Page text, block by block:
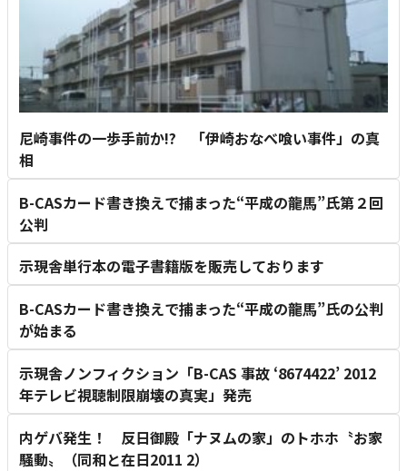
尼崎事件の一歩手前か!? 「伊崎おなべ喰い事件」の真
相
B-CASカード書き換えで捕まった“平成の龍馬”氏第２回
公判
示現舎単行本の電子書籍版を販売しております
B-CASカード書き換えで捕まった“平成の龍馬”氏の公判
が始まる
示現舎ノンフィクション「B-CAS 事故 ‘8674422’ 2012
年テレビ視聴制限崩壊の真実」発売
内ゲバ発生！ 反日御殿「ナヌムの家」のトホホ〝お家
騒動〟（同和と在日2011 2）